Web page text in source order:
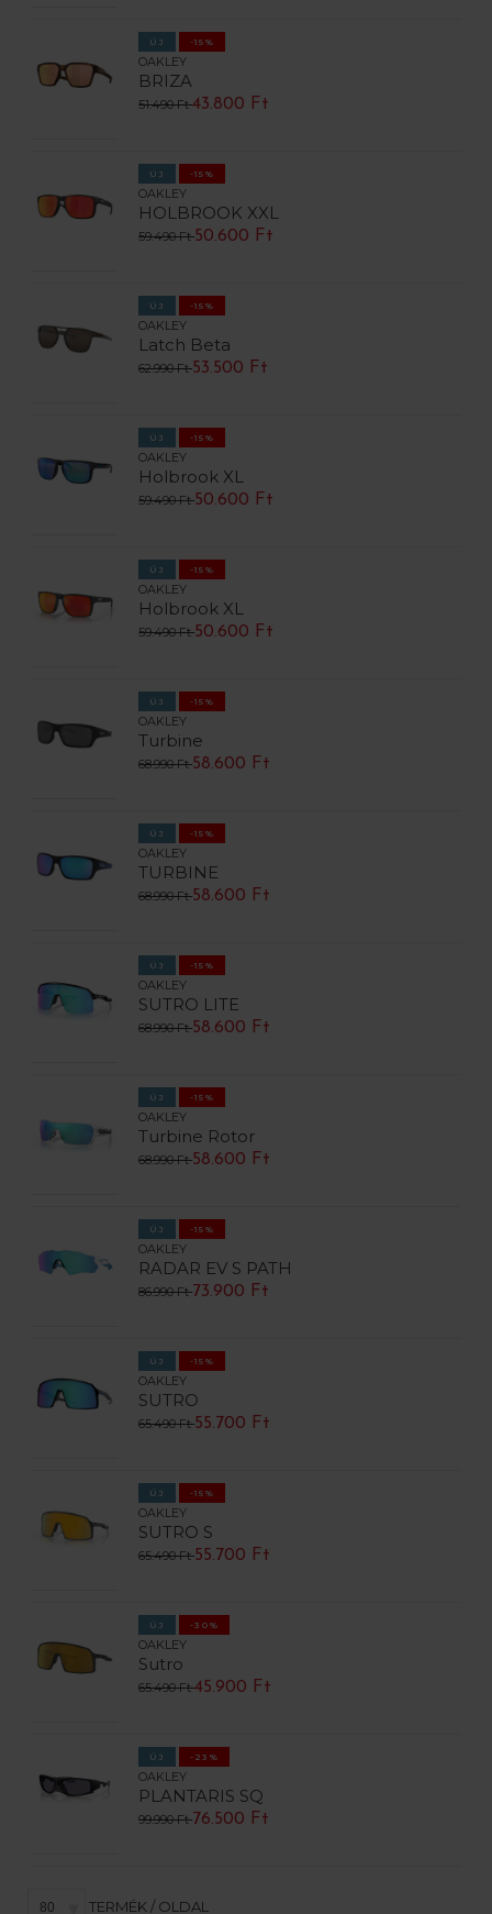
ÚJ -15%
OAKLEY
BRIZA
51.490 Ft43.800 Ft
ÚJ -15%
OAKLEY
HOLBROOK XXL
59.490 Ft50.600 Ft
ÚJ -15%
OAKLEY
Latch Beta
62.990 Ft53.500 Ft
ÚJ -15%
OAKLEY
Holbrook XL
59.490 Ft50.600 Ft
ÚJ -15%
OAKLEY
Holbrook XL
59.490 Ft50.600 Ft
ÚJ -15%
OAKLEY
Turbine
68.990 Ft58.600 Ft
ÚJ -15%
OAKLEY
TURBINE
68.990 Ft58.600 Ft
ÚJ -15%
OAKLEY
SUTRO LITE
68.990 Ft58.600 Ft
ÚJ -15%
OAKLEY
Turbine Rotor
68.990 Ft58.600 Ft
ÚJ -15%
OAKLEY
RADAR EV S PATH
86.990 Ft73.900 Ft
ÚJ -15%
OAKLEY
SUTRO
65.490 Ft55.700 Ft
ÚJ -15%
OAKLEY
SUTRO S
65.490 Ft55.700 Ft
ÚJ -30%
OAKLEY
Sutro
65.490 Ft45.900 Ft
ÚJ -23%
OAKLEY
PLANTARIS SQ
99.990 Ft76.500 Ft
TERMÉK / OLDAL